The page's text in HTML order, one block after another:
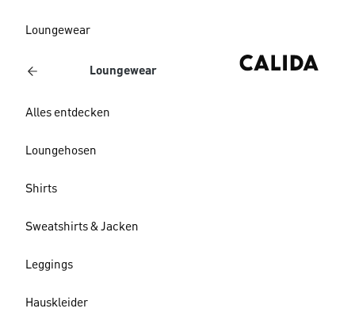
Loungewear
Loungewear
Alles entdecken
Loungehosen
Shirts
Sweatshirts & Jacken
Leggings
Hauskleider